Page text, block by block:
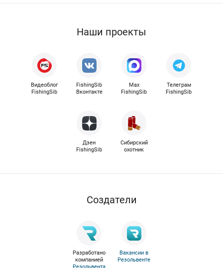
Наши проекты
Видеоблог
FishingSib
FishingSib
Вконтакте
Max
FishingSib
Телеграм
FishingSib
Дзен
FishingSib
Сибирский
охотник
Cоздатели
Разработано
компанией
Вакансии в
Резольвенте